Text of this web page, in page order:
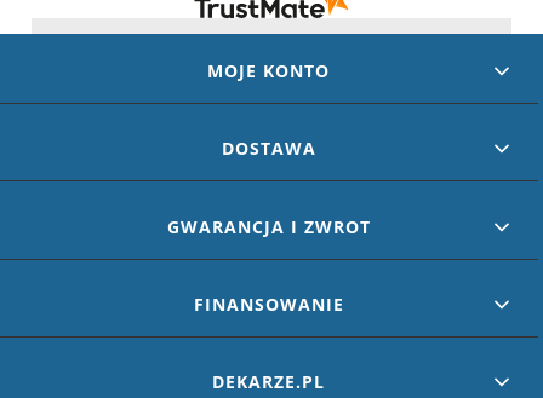
Będzie nam miło gościć Cię ponownie!
MOJE KONTO
DOSTAWA
GWARANCJA I ZWROT
FINANSOWANIE
DEKARZE.PL